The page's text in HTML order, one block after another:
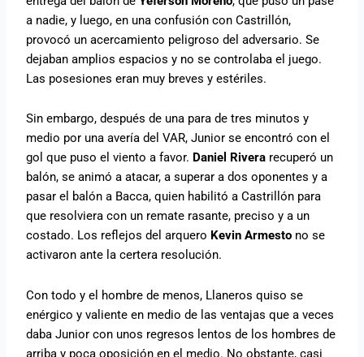
a nadie, y luego, en una confusión con Castrillón,
provocó un acercamiento peligroso del adversario. Se
dejaban amplios espacios y no se controlaba el juego.
Las posesiones eran muy breves y estériles.
Sin embargo, después de una para de tres minutos y
medio por una avería del VAR, Junior se encontró con el
gol que puso el viento a favor. Daniel Rivera recuperó un
balón, se animó a atacar, a superar a dos oponentes y a
pasar el balón a Bacca, quien habilitó a Castrillón para
que resolviera con un remate rasante, preciso y a un
costado. Los reflejos del arquero Kevin Armesto no se
activaron ante la certera resolución.
Con todo y el hombre de menos, Llaneros quiso se
enérgico y valiente en medio de las ventajas que a veces
daba Junior con unos regresos lentos de los hombres de
arriba y poca oposición en el medio. No obstante, casi